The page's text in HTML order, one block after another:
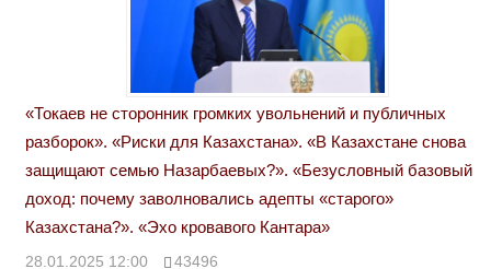
«Токаев не сторонник громких увольнений и публичных
разборок». «Риски для Казахстана». «В Казахстане снова
защищают семью Назарбаевых?». «Безусловный базовый
доход: почему заволновались адепты «старого»
Казахстана?». «Эхо кровавого Кантара»
28.01.2025 12:00 43496